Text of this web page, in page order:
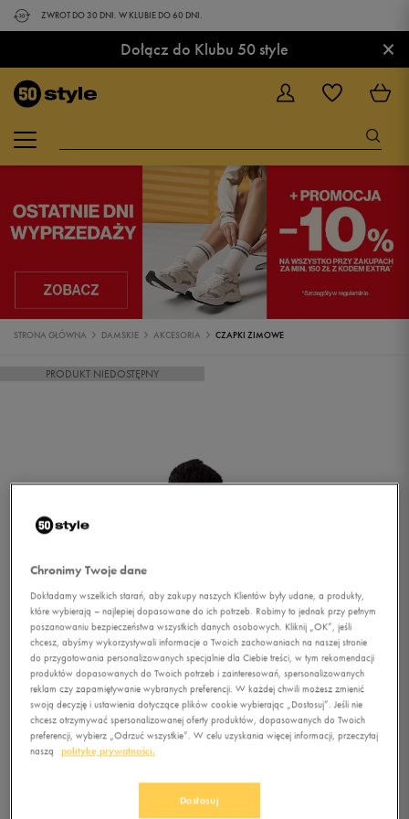
ZWROT DO 30 DNI. W KLUBIE DO 60 DNI.
Dołącz do Klubu 50 style ×
STRONA GŁÓWNA DAMSKIE AKCESORIA CZAPKI ZIMOWE
PRODUKT NIEDOSTĘPNY
Chronimy Twoje dane
Dokładamy wszelkich starań, aby zakupy naszych Klientów były udane, a produkty,
które wybierają – najlepiej dopasowane do ich potrzeb. Robimy to jednak przy pełnym
poszanowaniu bezpieczeństwa wszystkich danych osobowych. Kliknij „OK”, jeśli
chcesz, abyśmy wykorzystywali informacje o Twoich zachowaniach na naszej stronie
do przygotowania personalizowanych specjalnie dla Ciebie treści, w tym rekomendacji
produktów dopasowanych do Twoich potrzeb i zainteresowań, spersonalizowanych
reklam czy zapamiętywanie wybranych preferencji. W każdej chwili możesz zmienić
swoją decyzję i ustawienia dotyczące plików cookie wybierając „Dostosuj”. Jeśli nie
chcesz otrzymywać spersonalizowanej oferty produktów, dopasowanych do Twoich
preferencji, wybierz „Odrzuć wszystkie”. W celu uzyskania więcej informacji, przeczytaj
naszą
politykę prywatności.
Dostosuj